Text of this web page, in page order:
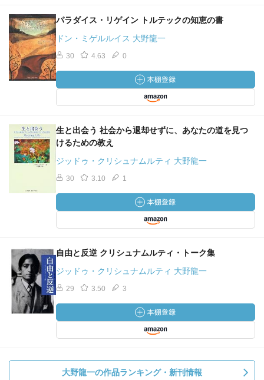
パラダイス・リゲイン トルテックの知恵の書
ドン・ミゲルルイス 大野龍一
30 4.63 0
生と出会う 社会から退却せずに、あなたの道を見つ
けるための教え
ジッドゥ・クリシュナムルティ 大野龍一
30 3.10 1
自由と反逆 クリシュナムルティ・トーク集
ジッドゥ・クリシュナムルティ 大野龍一
29 3.50 3
大野龍一の作品ランキング・新刊情報